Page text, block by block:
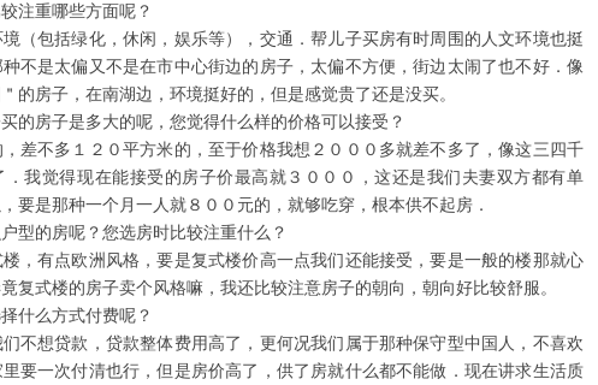
注重哪些方面呢？
（包括绿化，休闲，娱乐等），交通．帮儿子买房有时周围的人文环境也挺
不是太偏又不是在市中心街边的房子，太偏不方便，街边太闹了也不好．像
的房子，在南湖边，环境挺好的，但是感觉贵了还是没买。
的房子是多大的呢，您觉得什么样的价格可以接受？
差不多１２０平方米的，至于价格我想２０００多就差不多了，像这三四千
．我觉得现在能接受的房子价最高就３０００，这还是我们夫妻双方都有单
要是那种一个月一人就８００元的，就够吃穿，根本供不起房．
型的房呢？您选房时比较注重什么？
，有点欧洲风格，要是复式楼价高一点我们还能接受，要是一般的楼那就心
复式楼的房子卖个风格嘛，我还比较注意房子的朝向，朝向好比较舒服。
什么方式付费呢？
不想贷款，贷款整体费用高了，更何况我们属于那种保守型中国人，不喜欢
要一次付清也行，但是房价高了，供了房就什么都不能做．现在讲求生活质